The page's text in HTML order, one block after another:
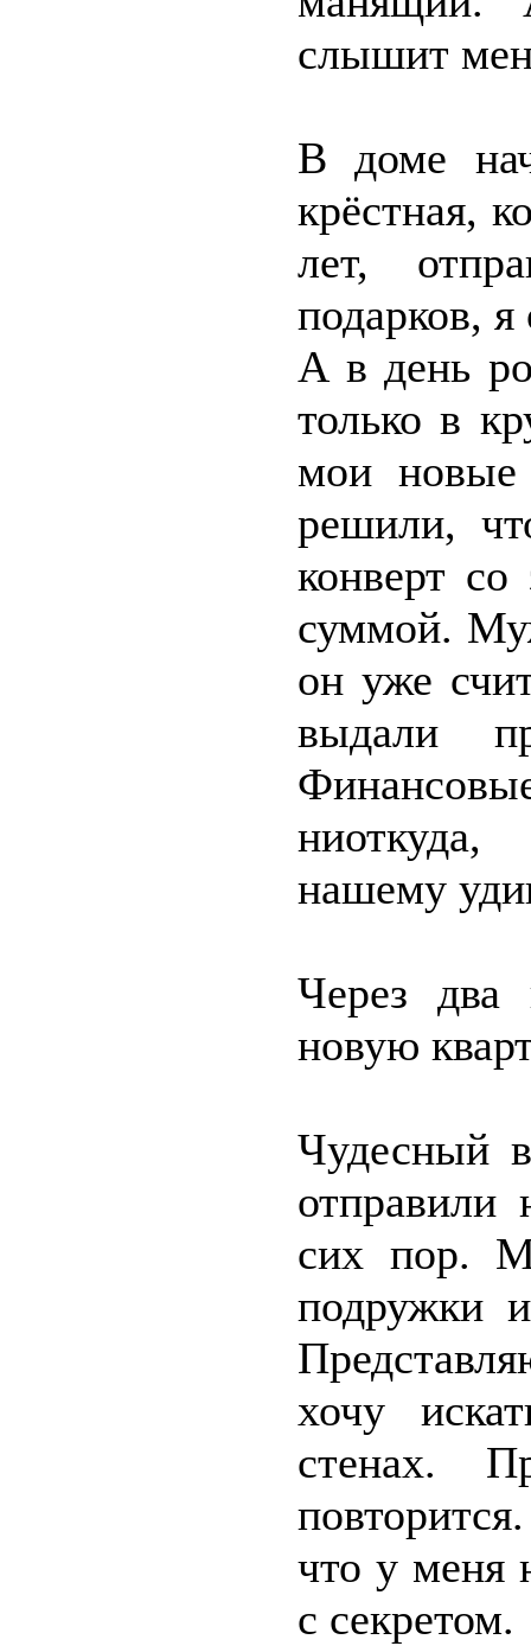
слышит
В доме
крёстная,
лет,
подарков,
А в день
только в
мои новые
решили,
конверт
суммой.
он уже
выдали
ниоткуда,
нашему
Через два
новую
Чудесный
отправили
сих пор.
подружки
хочу
стенах.
что у меня
с секретом.